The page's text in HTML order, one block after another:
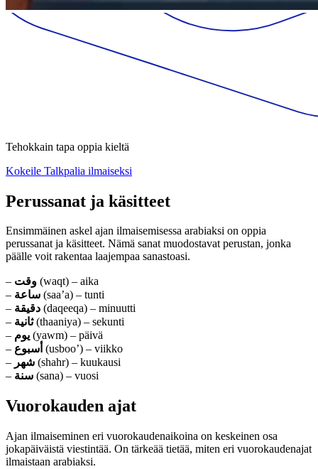
Tehokkain tapa oppia kieltä
Kokeile Talkpalia ilmaiseksi
Perussanat ja käsitteet
Ensimmäinen askel ajan ilmaisemisessa arabiaksi on oppia
perussanat ja käsitteet. Nämä sanat muodostavat perustan, jonka
päälle voit rakentaa laajempaa sanastoasi.
– وقت (waqt) – aika
– ساعة (saa’a) – tunti
– دقيقة (daqeeqa) – minuutti
– ثانية(thaaniya) – sekunti
– يوم (yawm) – päivä
– أسبوع (usboo’) – viikko
– شهر (shahr) – kuukausi
– سنة (sana) – vuosi
Vuorokauden ajat
Ajan ilmaiseminen eri vuorokaudenaikoina on keskeinen osa
jokapäiväistä viestintää. On tärkeää tietää, miten eri vuorokaudenajat
ilmaistaan arabiaksi.